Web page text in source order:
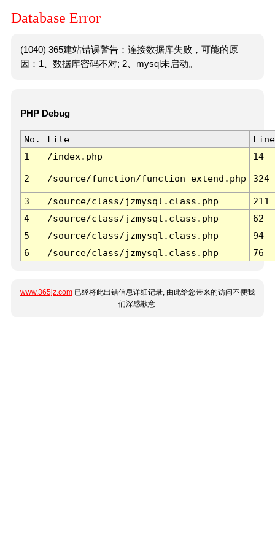
Database Error
(1040) 365建站错误警告：连接数据库失败，可能的原
因：1、数据库密码不对; 2、mysql未启动。
PHP Debug
No. File
Line
1
/index.php 14
2 /source/function/function_extend.php 324
3 /source/class/jzmysql.class.php
211
4
/source/class/jzmysql.class.php
62
5
/source/class/jzmysql.class.php
94
6
/source/class/jzmysql.class.php 76
www.365jz.com 已经将此出错信息详细记录, 由此给您带来的访问不便我
们深感歉意.